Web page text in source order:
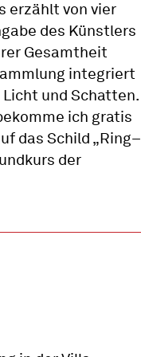
erzählt von vier
des Künstlers
Gesamtheit
integriert
und Schatten.
ich gratis
das Schild „Ring–
der